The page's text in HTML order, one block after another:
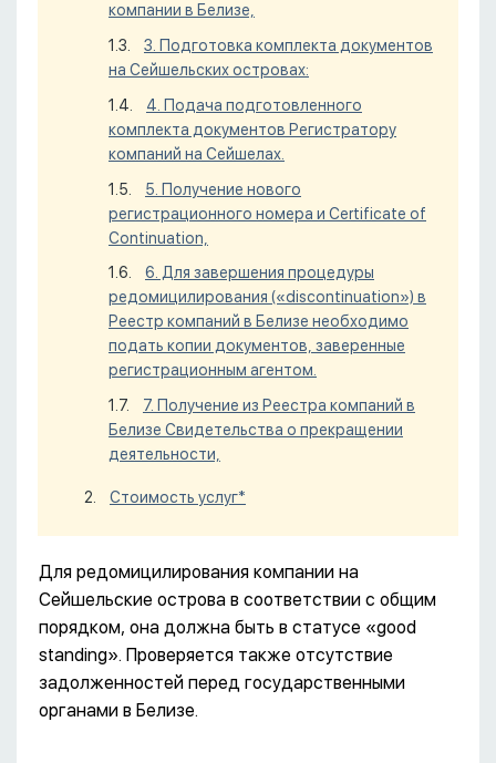
компании в Белизе,
3. Подготовка комплекта документов
на Сейшельских островах:
4. Подача подготовленного
комплекта документов Регистратору
компаний на Сейшелах.
5. Получение нового
регистрационного номера и Certificate of
Continuation,
6. Для завершения процедуры
редомицилирования («discontinuation») в
Реестр компаний в Белизе необходимо
подать копии документов, заверенные
регистрационным агентом.
7. Получение из Реестра компаний в
Белизе Свидетельства о прекращении
деятельности,
Стоимость услуг*
Для редомицилирования компании на
Сейшельские острова в соответствии с общим
порядком, она должна быть в статусе «good
standing». Проверяется также отсутствие
задолженностей перед государственными
органами в Белизе.